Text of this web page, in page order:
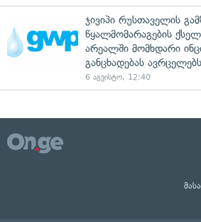
ჯივიპი რუსთაველის
წყალმომარაგების
არეალში მომხდარი
განცხადებას ავრცელებს
6 აგვისტო, 12:40